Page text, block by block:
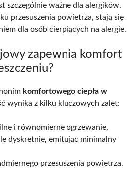
szczególnie ważne dla alergików.
przesuszenia powietrza, stają się
dla osób cierpiących na alergie.
zapewnia komfort
komfortowego ciepła w
wynika z kilku kluczowych zalet:
i równomierne ogrzewanie,
dyskretnie, emitując minimalny
przesuszenia powietrza.